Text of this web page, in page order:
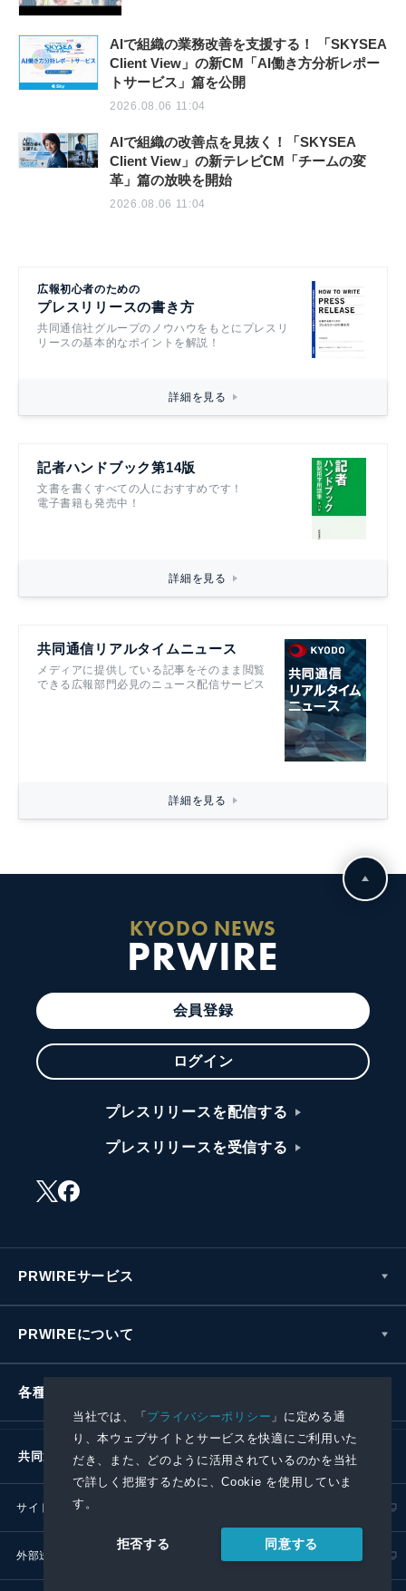
当社では、「プライバシーポリシー 」に定める通
り、本ウェブサイトとサービスを快適にご利用いた
だき、また、どのように活用されているのかを当社
で詳しく把握するために、Cookie を使用していま
す。
拒否する 同意する
AIで組織の業務改善を支援する！ 「SKYSEA
Client View」の新CM「AI働き方分析レポー
トサービス」篇を公開
2026.08.06 11:04
AIで組織の改善点を見抜く！「SKYSEA
Client View」の新テレビCM「チームの変
革」篇の放映を開始
2026.08.06 11:04
広報初心者のための
プレスリリースの書き方
共同通信社グループのノウハウをもとにプレスリ
リースの基本的なポイントを解説！
詳細を見る
記者ハンドブック第14版
文書を書くすべての人におすすめです！
電子書籍も発売中！
詳細を見る
共同通信リアルタイムニュース
メディアに提供している記事をそのまま閲覧
できる広報部門必見のニュース配信サービス
詳細を見る
KYODO NEWS
PRWIRE
会員登録
ログイン
プレスリリースを配信する
プレスリリースを受信する
PRWIREサービス
PRWIREについて
各種お問い合わせ
共同通信社グループ
サイトポリシー
外部送信ポリシー プレスリリース取扱基準